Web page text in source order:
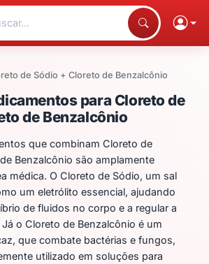
de Sódio + Cloreto de Benzalcônio
para
para Cloreto de
de Benzalcônio
que combinam Cloreto de
Benzalcônio são amplamente
médica. O Cloreto de Sódio, um sal
um eletrólito essencial, ajudando
de fluidos no corpo e a regular a
o Cloreto de Benzalcônio é um
que combate bactérias e fungos,
utilizado em soluções para